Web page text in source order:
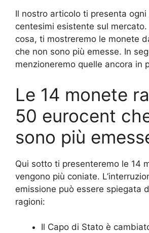
Il nostro articolo ti presenta
centesimi esistente sul mercato.
cosa, ti mostreremo le monete
che non sono più emesse. In
menzioneremo quelle ancora in
Le 14 monete
50 eurocent
sono più
Qui sotto ti presenteremo le 14
vengono più coniate.
emissione può essere spiegata
ragioni:
Il Capo di Stato è